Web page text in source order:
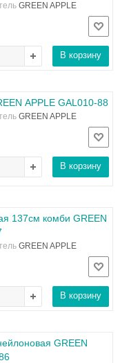
GREEN APPLE
В корзину
APPLE GAL010-88
GREEN APPLE
В корзину
137см комби GREEN
GREEN APPLE
В корзину
GREEN